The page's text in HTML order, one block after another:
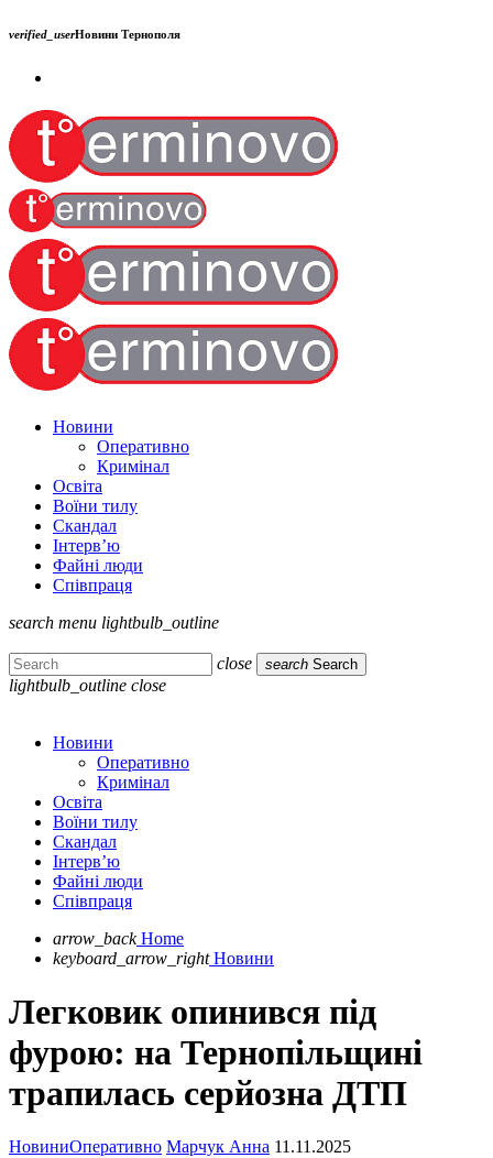
verified_userНовини Тернополя
Новини
Оперативно
Кримінал
Освіта
Воїни тилу
Скандал
Інтерв’ю
Файні люди
Співпраця
search menu lightbulb_outline
close search Search
lightbulb_outline close
Новини
Оперативно
Кримінал
Освіта
Воїни тилу
Скандал
Інтерв’ю
Файні люди
Співпраця
arrow_back Home
keyboard_arrow_right Новини
Легковик опинився під
фурою: на Тернопільщині
трапилась серйозна ДТП
НовиниОперативно Марчук Анна 11.11.2025